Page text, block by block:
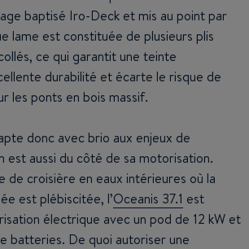
baptisé Iro-Deck et mis au point par
lame est constituée de plusieurs plis
ce qui garantit une teinte
durabilité et écarte le risque de
les ponts en bois massif.
donc avec brio aux enjeux de
est aussi du côté de sa motorisation.
de croisière en eaux intérieures où la
est plébiscitée, l’Oceanis 37.1 est
électrique avec un pod de 12 kW et
batteries. De quoi autoriser une